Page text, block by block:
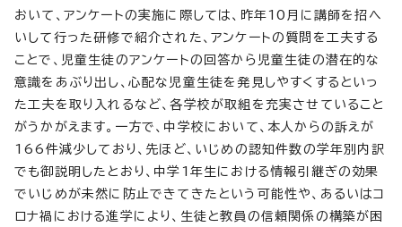
おいて、アンケートの実施に際しては、昨年10月に講師を招へ
いして行った研修で紹介された、アンケートの質問を工夫する
ことで、児童生徒のアンケートの回答から児童生徒の潜在的な
意識をあぶり出し、心配な児童生徒を発見しやすくするといっ
た工夫を取り入れるなど、各学校が取組を充実させていること
がうかがえます。一方で、中学校において、本人からの訴えが
166件減少しており、先ほど、いじめの認知件数の学年別内訳
でも御説明したとおり、中学1年生における情報引継ぎの効果
でいじめが未然に防止できてきたという可能性や、あるいはコ
ロナ禍における進学により、生徒と教員の信頼関係の構築が困